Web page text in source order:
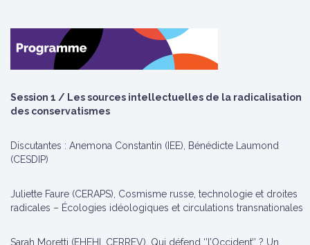
Session 1 / Les sources intellectuelles de la radicalisation
des conservatismes
Discutantes : Anemona Constantin (IEE), Bénédicte Laumond
(CESDIP)
Juliette Faure (CERAPS), Cosmisme russe, technologie et droites
radicales – Écologies idéologiques et circulations transnationales
Sarah Moretti (EHEHI, CERREV), Qui défend ‘’l’Occident’’ ? Un